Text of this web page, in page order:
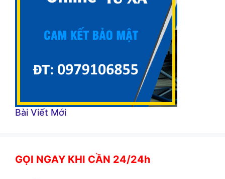
Bài Viết Mới
GỌI NGAY KHI CẦN 24/24h